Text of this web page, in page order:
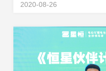
推出的&amp;ldquo;恒星伙
2020-08-26